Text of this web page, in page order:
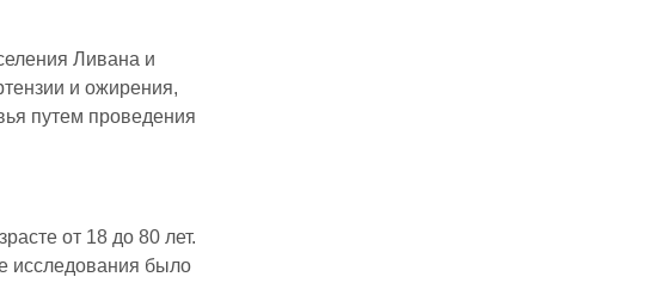
Ливана и
и ожирения,
путем проведения
от 18 до 80 лет.
исследования было